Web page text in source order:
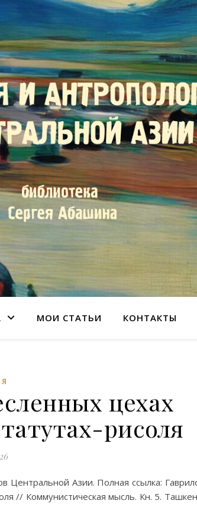
МОИ СТАТЬИ КОНТАКТЫ
цехах
рисоля
Центральной Азии. Полная ссылка:
// Коммунистическая мысль. Кн. 5.